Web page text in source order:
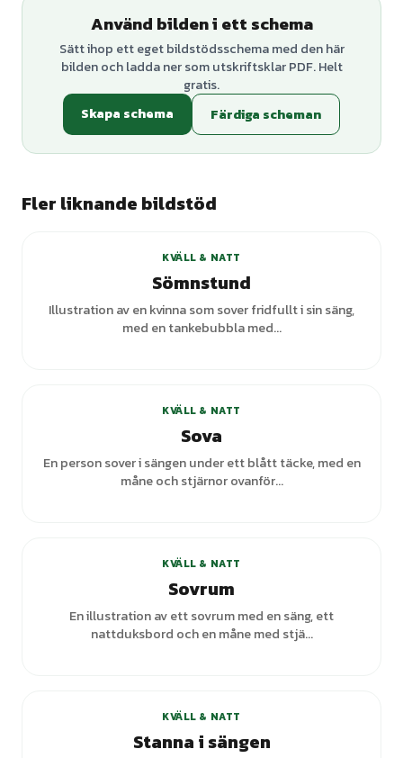
Använd bilden i ett schema
Sätt ihop ett eget bildstödsschema med den här
bilden och ladda ner som utskriftsklar PDF. Helt
gratis.
Skapa schema
Färdiga scheman
Fler liknande bildstöd
KVÄLL & NATT
Sömnstund
Illustration av en kvinna som sover fridfullt i sin säng,
med en tankebubbla med...
KVÄLL & NATT
Sova
En person sover i sängen under ett blått täcke, med en
måne och stjärnor ovanför...
KVÄLL & NATT
Sovrum
En illustration av ett sovrum med en säng, ett
nattduksbord och en måne med stjä...
KVÄLL & NATT
Stanna i sängen